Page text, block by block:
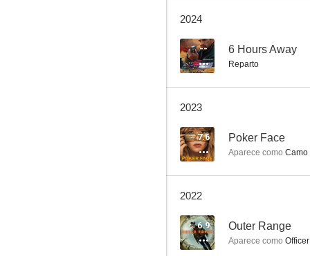
3.5
2024
-- 6 Hours Away
Reparto
2023
7.6 Poker Face
Aparece como Camo
2022
6.9 Outer Range
Aparece como